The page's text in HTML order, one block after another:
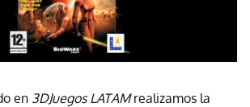
en 3DJuegos LATAMrealizamos la